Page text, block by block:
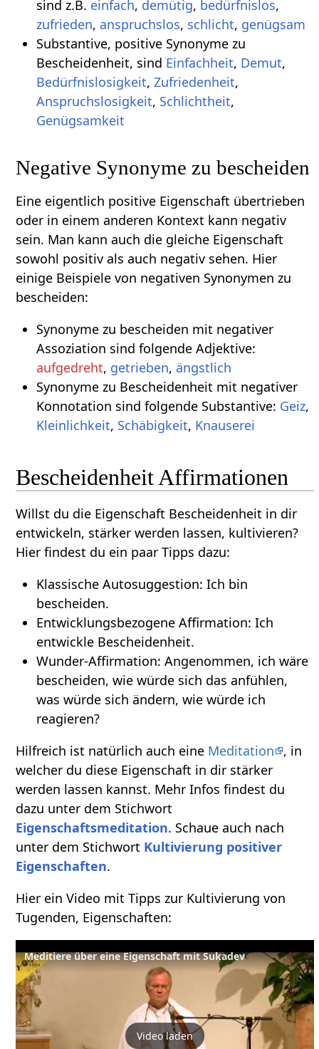
sind z.B. einfach, demütig, bedürfnislos,
zufrieden, anspruchslos, schlicht, genügsam
Substantive, positive Synonyme zu
Bescheidenheit, sind Einfachheit, Demut,
Bedürfnislosigkeit, Zufriedenheit,
Anspruchslosigkeit, Schlichtheit,
Genügsamkeit
Negative Synonyme zu bescheiden
Eine eigentlich positive Eigenschaft übertrieben
oder in einem anderen Kontext kann negativ
sein. Man kann auch die gleiche Eigenschaft
sowohl positiv als auch negativ sehen. Hier
einige Beispiele von negativen Synonymen zu
bescheiden:
Synonyme zu bescheiden mit negativer
Assoziation sind folgende Adjektive:
aufgedreht, getrieben, ängstlich
Synonyme zu Bescheidenheit mit negativer
Konnotation sind folgende Substantive: Geiz,
Kleinlichkeit, Schäbigkeit, Knauserei
Bescheidenheit Affirmationen
Willst du die Eigenschaft Bescheidenheit in dir
entwickeln, stärker werden lassen, kultivieren?
Hier findest du ein paar Tipps dazu:
Klassische Autosuggestion: Ich bin
bescheiden.
Entwicklungsbezogene Affirmation: Ich
entwickle Bescheidenheit.
Wunder-Affirmation: Angenommen, ich wäre
bescheiden, wie würde sich das anfühlen,
was würde sich ändern, wie würde ich
reagieren?
Hilfreich ist natürlich auch eine Meditation
, in
welcher du diese Eigenschaft in dir stärker
werden lassen kannst. Mehr Infos findest du
dazu unter dem Stichwort
Eigenschaftsmeditation. Schaue auch nach
unter dem Stichwort Kultivierung positiver
Eigenschaften.
Hier ein Video mit Tipps zur Kultivierung von
Tugenden, Eigenschaften:
Meditiere über eine Eigenschaft mit Sukadev
Video laden